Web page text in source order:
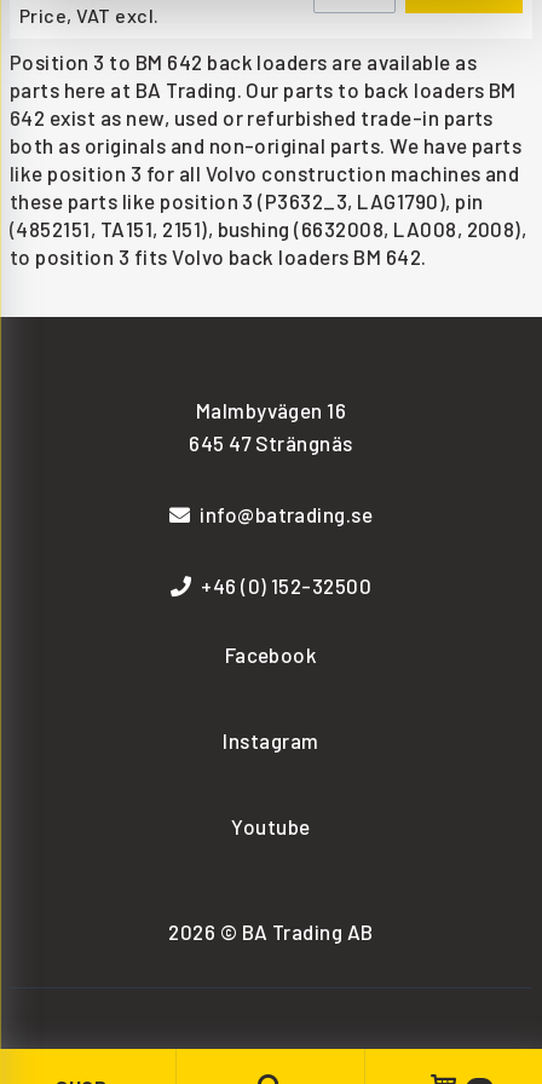
Price, VAT excl.
Position 3 to BM 642 back loaders are available as
parts here at BA Trading. Our parts to back loaders BM
642 exist as new, used or refurbished trade-in parts
both as originals and non-original parts. We have parts
like position 3 for all Volvo construction machines and
these parts like position 3 (P3632_3, LAG1790), pin
(4852151, TA151, 2151), bushing (6632008, LA008, 2008),
to position 3 fits Volvo back loaders BM 642.
Malmbyvägen 16
645 47 Strängnäs
info@batrading.se
+46 (0) 152-32500
Facebook
Instagram
Youtube
2026 © BA Trading AB